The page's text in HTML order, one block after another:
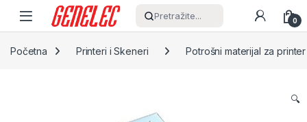
Skip to navigation
Skip to content
Pretražite... 0
Početna Printeri i Skeneri Potrošni materijal za printer
🔍